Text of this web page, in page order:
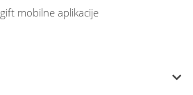
mobilne aplikacije